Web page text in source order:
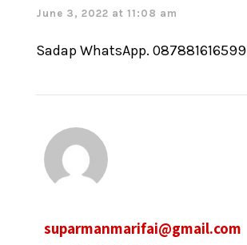
June 3, 2022 at 11:08 am
Sadap WhatsApp. 087881616599
suparmanmarifai@gmail.com